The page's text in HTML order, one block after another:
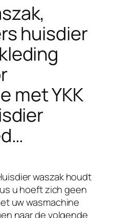
huisdier
met YKK
waszak houdt
u hoeft zich geen
uw wasmachine
naar de volgende